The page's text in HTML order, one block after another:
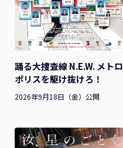
踊る大捜査線 N.E.W. メトロ
ポリスを駆け抜けろ！
2026年9月18日（金）公開